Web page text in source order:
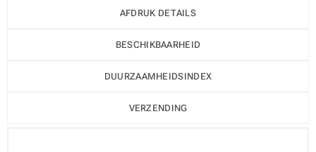
AFDRUK DETAILS
BESCHIKBAARHEID
DUURZAAMHEIDSINDEX
VERZENDING